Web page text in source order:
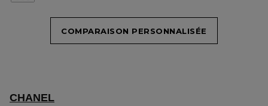
COMPARAISON PERSONNALISÉE
CHANEL